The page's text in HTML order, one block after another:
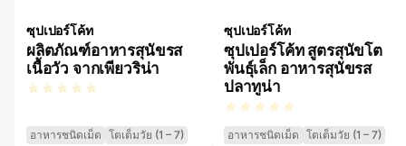
ซุปเปอร์โค้ท
ผลิตภัณฑ์อาหารสุนัขรส
เนื้อวัว จากเพียวริน่า
อาหารชนิดเม็ด โตเต็มวัย (1 – 7)
ซุปเปอร์โค้ท
ซุปเปอร์โค้ท สูตรสุนัขโต
พันธุ์เล็ก อาหารสุนัขรส
ปลาทูน่า
อาหารชนิดเม็ด โตเต็มวัย (1 – 7)